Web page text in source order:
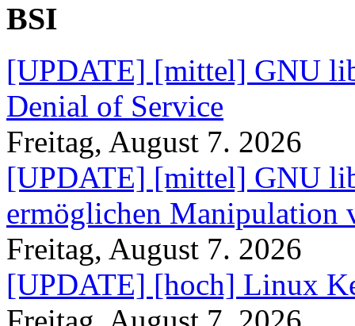
BSI
[UPDATE] [mittel] GNU
Denial of Service
Freitag, August 7. 2026
[UPDATE] [mittel] GNU
ermöglichen Manipulation
Freitag, August 7. 2026
[UPDATE] [hoch] Linux